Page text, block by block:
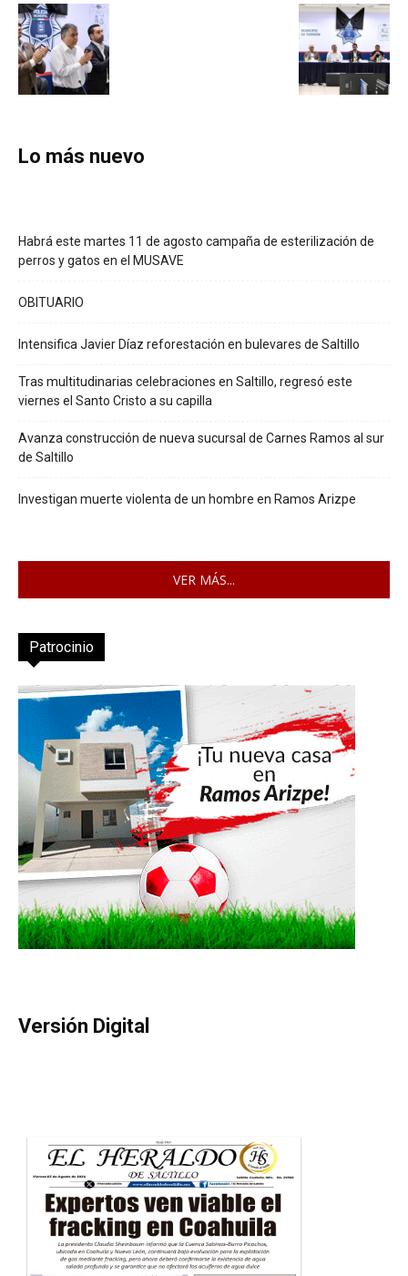
Lo más nuevo
Habrá este martes 11 de agosto campaña de esterilización de
perros y gatos en el MUSAVE
OBITUARIO
Intensifica Javier Díaz reforestación en bulevares de Saltillo
Tras multitudinarias celebraciones en Saltillo, regresó este
viernes el Santo Cristo a su capilla
Avanza construcción de nueva sucursal de Carnes Ramos al sur
de Saltillo
Investigan muerte violenta de un hombre en Ramos Arizpe
VER MÁS...
Patrocinio
Versión Digital